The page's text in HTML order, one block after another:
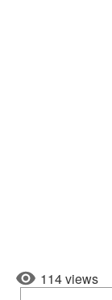
114 views